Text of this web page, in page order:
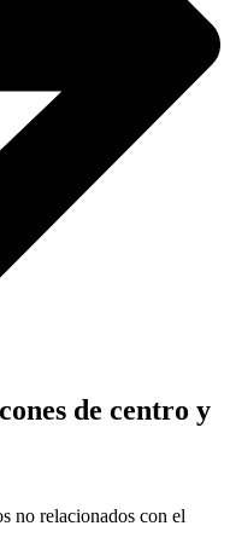
de centro y
no relacionados con el